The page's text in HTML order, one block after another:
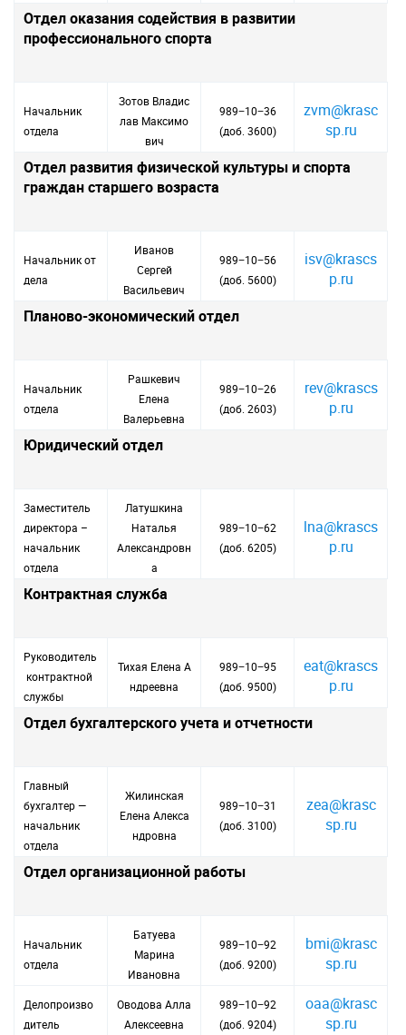
Отдел оказания содействия в развитии
профессионального спорта
Начальник
отдела
Зотов Владис
лав Максимо
вич
989−10−36
(доб. 3600)
zvm@krasc
sp.ru
Отдел развития физической культуры и спорта
граждан старшего возраста
Начальник от
дела
Иванов
Сергей
Васильевич
989−10−56
(доб. 5600)
isv@krascs
p.ru
Планово-экономический отдел
Начальник
отдела
Рашкевич
Елена
Валерьевна
989−10−26
(доб. 2603)
rev@krascs
p.ru
Юридический отдел
Заместитель
директора –
начальник
отдела
Латушкина
Наталья
Александровн
а
989−10−62
(доб. 6205)
lna@krascs
p.ru
Контрактная служба
Руководитель
контрактной
службы
Тихая Елена А
ндреевна
989−10−95
(доб. 9500)
eat@krascs
p.ru
Отдел бухгалтерского учета и отчетности
Главный
бухгалтер —
начальник
отдела
Жилинская
Елена Алекса
ндровна
989−10−31
(доб. 3100)
zea@krasc
sp.ru
Отдел организационной работы
Начальник
отдела
Батуева
Марина
Ивановна
989−10−92
(доб. 9200)
bmi@krasc
sp.ru
Делопроизво
дитель
Оводова Алла
Алексеевна
989−10−92
(доб. 9204)
oaa@krasc
sp.ru